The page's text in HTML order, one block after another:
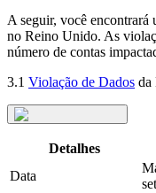
A seguir, você encontrará
no Reino Unido. As
número de contas
3.1 Violação de Dados da
Detalhes
Data